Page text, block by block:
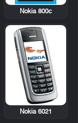
Nokia 800c
Nokia 6021